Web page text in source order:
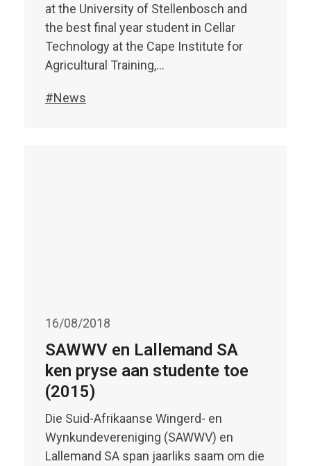
at the University of Stellenbosch and
the best final year student in Cellar
Technology at the Cape Institute for
Agricultural Training,…
#News
16/08/2018
SAWWV en Lallemand SA
ken pryse aan studente toe
(2015)
Die Suid-Afrikaanse Wingerd- en
Wynkundevereniging (SAWWV) en
Lallemand SA span jaarliks saam om die